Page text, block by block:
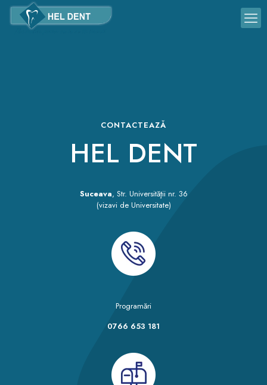
CONTACTEAZĂ
HEL DENT
Suceava, Str. Universităţii nr. 36
(vizavi de Universitate)
Programări
0766 653 181